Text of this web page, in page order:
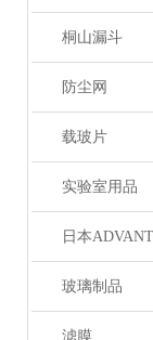
桐山漏斗
防尘网
载玻片
实验室用品
日本
玻璃制品
滤膜